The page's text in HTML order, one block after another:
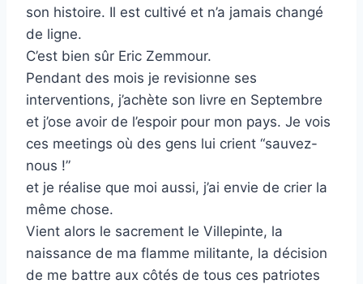
son histoire. Il est cultivé et n’a jamais changé
de ligne.
C’est bien sûr Eric Zemmour.
Pendant des mois je revisionne ses
interventions, j’achète son livre en Septembre
et j’ose avoir de l’espoir pour mon pays. Je vois
ces meetings où des gens lui crient “sauvez-
nous !”
et je réalise que moi aussi, j’ai envie de crier la
même chose.
Vient alors le sacrement le Villepinte, la
naissance de ma flamme militante, la décision
de me battre aux côtés de tous ces patriotes